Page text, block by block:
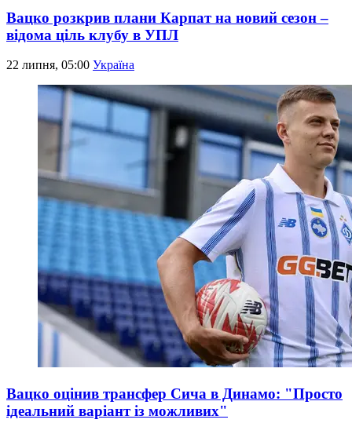
Вацко розкрив плани Карпат на новий сезон –
відома ціль клубу в УПЛ
22 липня, 05:00 Україна
Вацко оцінив трансфер Сича в Динамо: "Просто
ідеальний варіант із можливих"